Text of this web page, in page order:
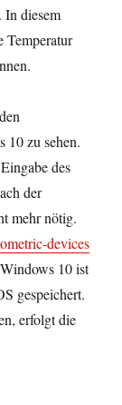
diesem
Temperatur
10 zu sehen.
des
der
mehr nötig.
devices
10 ist
gespeichert.
erfolgt die